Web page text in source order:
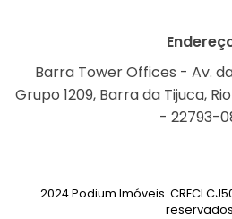
Barra Tower Offices - Av.
Grupo 1209, Barra da Tijuca,
- 22793-
2024 Podium Imóveis. CRECI